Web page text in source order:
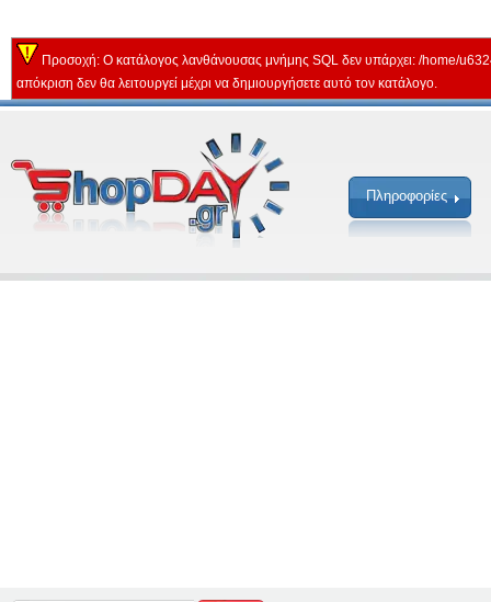
Προσοχή: Ο κατάλογος λανθάνουσας μνήμης SQL δεν υπάρχει: /home/
απόκριση δεν θα λειτουργεί μέχρι να δημιουργήσετε αυτό τον κατάλογο.
Πληροφορίες